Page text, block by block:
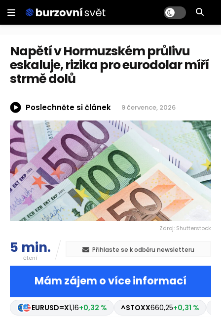
Napětí v Hormuzském průlivu
eskaluje, rizika pro eurodolar míří
strmě dolů
Poslechněte si článek 9 července, 2026
Zdroj: Shutterstock
5 min.
čtení
Přihlaste se k odběru newsletteru
Mám zájem o více informací
EURUSD=X1,16+0,32 % ^STOXX660,25+0,31 %